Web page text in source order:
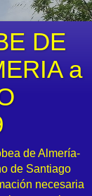
DE
a
de Almería-
de Santiago
necesaria